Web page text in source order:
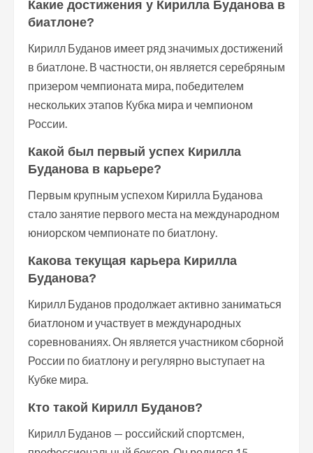
Какие достижения у Кирилла Буданова в
биатлоне?
Кирилл Буданов имеет ряд значимых достижений
в биатлоне. В частности, он является серебряным
призером чемпионата мира, победителем
нескольких этапов Кубка мира и чемпионом
России.
Какой был первый успех Кирилла
Буданова в карьере?
Первым крупным успехом Кирилла Буданова
стало занятие первого места на международном
юниорском чемпионате по биатлону.
Какова текущая карьера Кирилла
Буданова?
Кирилл Буданов продолжает активно заниматься
биатлоном и участвует в международных
соревнованиях. Он является участником сборной
России по биатлону и регулярно выступает на
Кубке мира.
Кто такой Кирилл Буданов?
Кирилл Буданов — российский спортсмен,